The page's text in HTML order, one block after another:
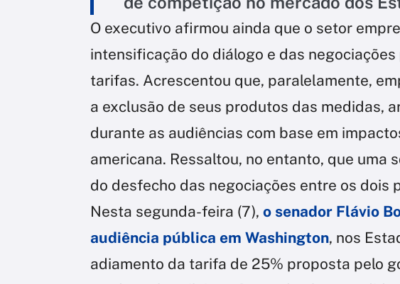
O executivo afirmou ainda que o setor
intensificação do diálogo e das
tarifas. Acrescentou que, paralelamente,
a exclusão de seus produtos das medidas,
durante as audiências com base em
americana. Ressaltou, no entanto, que uma
do desfecho das negociações entre os dois
Nesta segunda-feira (7), o senador Flávio
audiência pública em Washington, nos
adiamento da tarifa de 25% proposta pelo